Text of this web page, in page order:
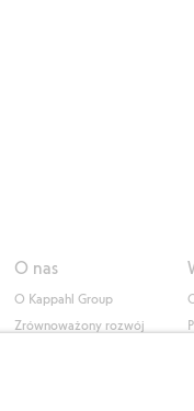
O nas
O Kappahl Group
Zrównoważony rozwój